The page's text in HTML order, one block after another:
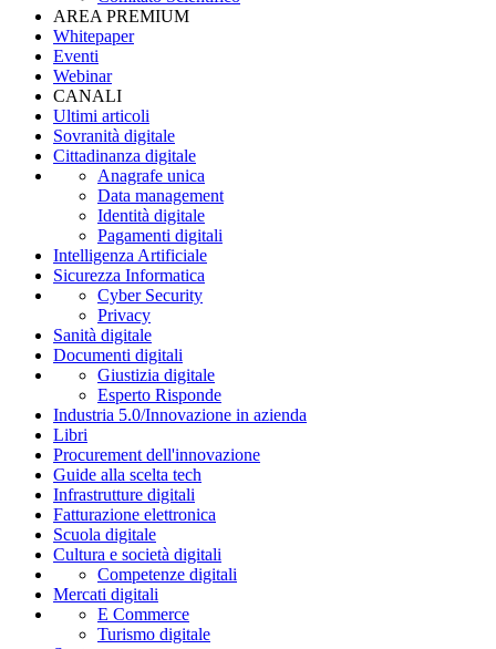
Chi siamo
Comitato Scientifico
AREA PREMIUM
Whitepaper
Eventi
Webinar
CANALI
Ultimi articoli
Sovranità digitale
Cittadinanza digitale
Anagrafe unica
Data management
Identità digitale
Pagamenti digitali
Intelligenza Artificiale
Sicurezza Informatica
Cyber Security
Privacy
Sanità digitale
Documenti digitali
Giustizia digitale
Industria 5.0/Innovazione in azienda
Libri
Procurement dell'innovazione
Guide alla scelta tech
Infrastrutture digitali
Fatturazione elettronica
Scuola digitale
Cultura e società digitali
Competenze digitali
Mercati digitali